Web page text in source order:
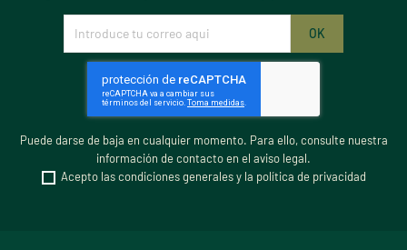
Puede darse de baja en cualquier momento. Para ello, consulte nuestra
información de contacto en el aviso legal.
Acepto las condiciones generales y la política de privacidad